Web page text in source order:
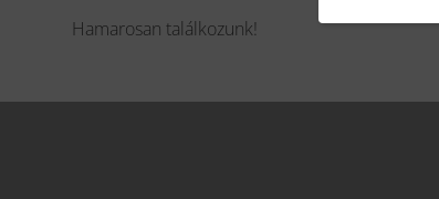
Hamarosan találkozunk!